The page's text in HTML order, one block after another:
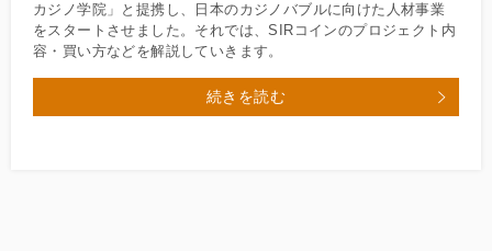
カジノ学院」と提携し、日本のカジノバブルに向けた人材事業
をスタートさせました。それでは、SIRコインのプロジェクト内
容・買い方などを解説していきます。
続きを読む